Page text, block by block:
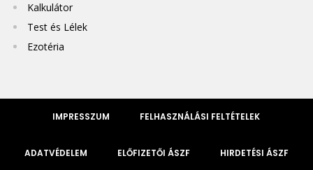
Kalkulátor
Test és Lélek
Ezotéria
IMPRESSZUM FELHASZNÁLÁSI FELTÉTELEK
ADATVÉDELEM ELŐFIZETŐI ÁSZF HIRDETÉSI ÁSZF